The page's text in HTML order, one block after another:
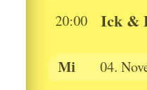
20:00
Ick &
Mi 04.